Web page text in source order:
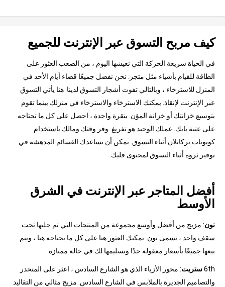
كيف مربح التسوق عبر الإنترنت للجميع
في الحياة سريعة الحركة التي نعيشها اليوم ، من الصعب العثور على
الطاقة للقيام بأشياء مثل متجر. نحن نفضل جميعًا قضاء أيام الأحد في
المنزل للاسترخاء ، وبالتالي تفوت أشجار التسوق لدينا. هنا يأتي التسوق
عبر الإنترنت لإنقاذ. يمكنك الاسترخاء والاسترخاء في منزلك بينما تقوم
بتوسيع خزانتك أو خزانة المؤن. بنقرة واحدة ، احصل على كل ما تحتاجه
على عتبة بابك. عملك الوحيد هو تفريغ. وفر وقتك ومالك باستخدام
كوبونات بركاتلان أثناء التسوق. يمكن أن تساعدك القسائم المدهشة في
توفير ثروة أثناء التسوق لمحتوى قلبك.
أفضل المتاجر عبر الإنترنت في الشرق
الأوسط
نون: مزيج من أفضل وأوسع مجموعة من المنتجات التي تم جلبها تحت
سقف واحد ، تسمى نون. يمكنك العثور هنا على كل ما تحتاجه هنا ، ويتم
بيعها جميعًا بأسعار معقولة جدًا وتسليمها لك في حالة ممتازة.
6thستريت: محور الأزياء الذي هو الشارع السادس ، اعثر على المنحدر
والتصاميم الجديرة بالملابس في الشارع السادس. مزيج مثالي من التقاليد